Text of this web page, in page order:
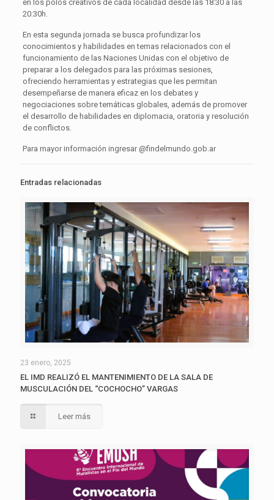
en los polos creativos de cada localidad desde las 18:30 a las
20:30h.
En esta segunda jornada se busca profundizar los
conocimientos y habilidades en temas relacionados con el
funcionamiento de las Naciones Unidas con el objetivo de
preparar a los delegados para las próximas sesiones,
ofreciendo herramientas y estrategias que les permitan
desempeñarse de manera eficaz en los debates y
negociaciones sobre temáticas globales, además de promover
el desarrollo de habilidades en diplomacia, oratoria y resolución
de conflictos.
Para mayor información ingresar @findelmundo.gob.ar
Entradas relacionadas
23 enero, 2025
EL IMD REALIZÓ EL MANTENIMIENTO DE LA SALA DE
MUSCULACIÓN DEL “COCHOCHO” VARGAS
Leer más